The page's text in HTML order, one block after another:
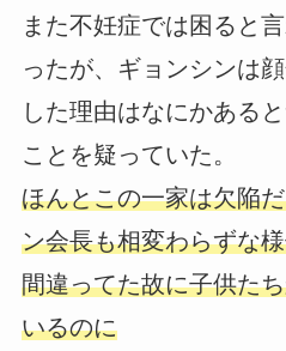
また不妊症では困ると
ったが、ギョンシンは
した理由はなにかある
ことを疑っていた。
ほんとこの一家は欠陥
ン会長も相変わらずな
間違ってた故に子供た
いるのに